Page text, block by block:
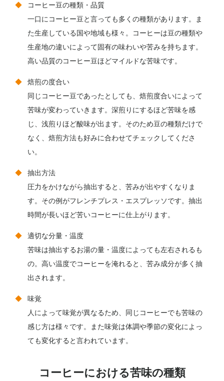
コーヒー豆の種類・品質
一口にコーヒー豆と言っても多くの種類があります。ま
た生産している国や地域も様々。コーヒーは豆の種類や
生産地の違いによって固有の味わいや苦みを持ちます。
高い品質のコーヒー豆ほどマイルドな苦味です。
焙煎の度合い
同じコーヒー豆であったとしても、焙煎度合いによって
苦味が変わっていきます。深煎りにするほど苦味を感
じ、浅煎りほど酸味が出ます。そのため豆の種類だけで
なく、焙煎方法も好みに合わせてチェックしてくださ
い。
抽出方法
圧力をかけながら抽出すると、苦みが出やすくなりま
す。その例がフレンチプレス・エスプレッソです。抽出
時間が長いほど苦いコーヒーに仕上がります。
適切な分量・温度
苦味は抽出するお湯の量・温度によっても左右されるも
の。高い温度でコーヒーを淹れると、苦み成分が多く抽
出されます。
味覚
人によって味覚が異なるため、同じコーヒーでも苦味の
感じ方は様々です。また味覚は体調や季節の変化によっ
ても変化すると言われています。
コーヒーにおける苦味の種類